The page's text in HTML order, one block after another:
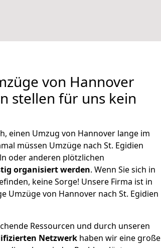
von Hannover
stellen für uns kein
einen Umzug von Hannover lange im
müssen Umzüge nach St. Egidien
oder anderen plötzlichen
organisiert werden. Wenn Sie sich in
keine Sorge! Unsere Firma ist in
Umzüge von Hannover nach St. Egidien
Ressourcen und durch unseren
Netzwerk haben wir eine große